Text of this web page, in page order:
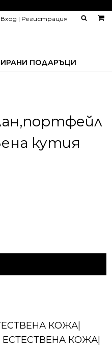
Вход | Регистрация
ПОДАРЪЦИ
кутия
КОЖА|
КОЖА|